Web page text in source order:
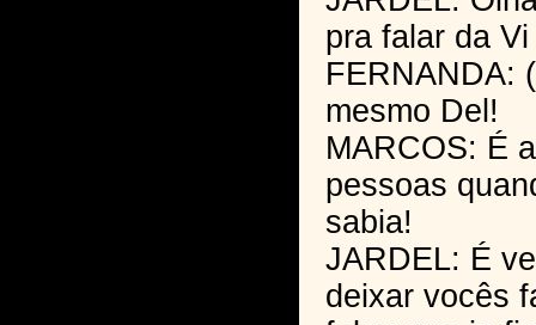
pra falar da
FERNANDA:
mesmo Del!
MARCOS: É
pessoas
sabia!
JARDEL: É
deixar vocês